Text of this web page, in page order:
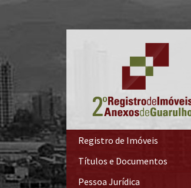
Registro de Imóveis
Títulos e Documentos
Pessoa Jurídica